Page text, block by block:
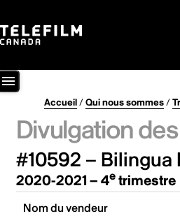
Accueil/Qui nous sommes/
Divulgation
#10592 –
2020-2021 – 4etrimestre
Nom du vendeur